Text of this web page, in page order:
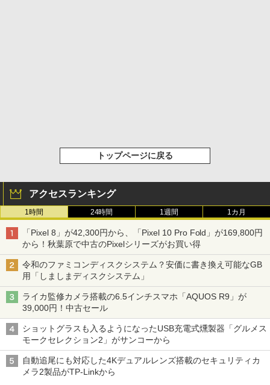
トップページに戻る
アクセスランキング
1時間 24時間 1週間 1カ月
「Pixel 8」が42,300円から、「Pixel 10 Pro Fold」が169,800円
から！秋葉原で中古のPixelシリーズがお買い得
令和のファミコンディスクシステム？安価に書き換え可能なGB
用「しましまディスクシステム」
ライカ監修カメラ搭載の6.5インチスマホ「AQUOS R9」が
39,000円！中古セール
ショットグラスも入るようになったUSB充電式燻製器「グルメス
モークセレクション2」がサンコーから
自動追尾にも対応した4Kデュアルレンズ搭載のセキュリティカ
メラ2製品がTP-Linkから